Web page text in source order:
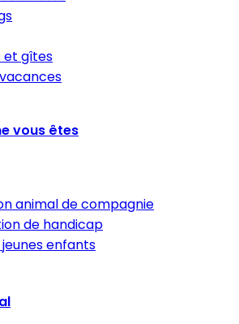
et gîtes
vous êtes
animal de compagnie
de handicap
enfants